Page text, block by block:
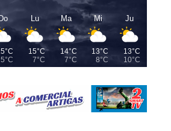
Do
5°C
Lu
15°C
7°C
Ma
14°C
7°C
Mi
13°C
8°C
Ju
13°C
10°C